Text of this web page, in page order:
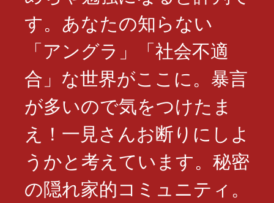
す。あなたの知らない
「アングラ」「社会不適
合」な世界がここに。暴言
が多いので気をつけたま
え！一見さんお断りにしよ
うかと考えています。秘密
の隠れ家的コミュニティ。